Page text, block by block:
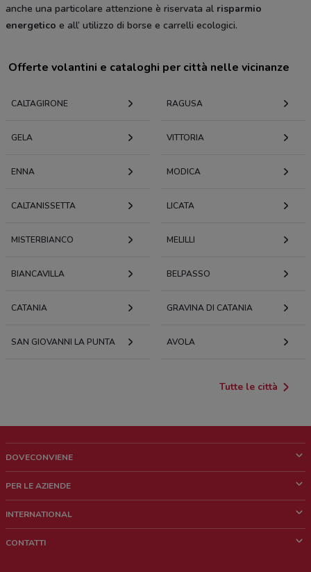
anche una particolare attenzione è riservata al risparmio
energetico e all’ utilizzo di borse e carrelli ecologici.
Offerte volantini e cataloghi per città nelle vicinanze
CALTAGIRONE RAGUSA
GELA VITTORIA
ENNA MODICA
CALTANISSETTA LICATA
MISTERBIANCO MELILLI
BIANCAVILLA BELPASSO
CATANIA GRAVINA DI CATANIA
SAN GIOVANNI LA PUNTA AVOLA
Tutte le città
DOVECONVIENE
Chi siamo
Lavora con noi
PER LE AZIENDE
Richieste commerciali e marketing
INTERNATIONAL
CONTATTI